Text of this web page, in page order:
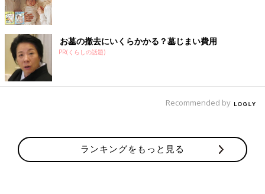
地域ごとの違いも大きいため、親の代から同じ地域に住んでいる
と、特色に気づかず、他の地域の方から指摘されて驚くことも。
ママ・パパ自身も通っていた経験があるものの、親として迎える
小学校はまた新鮮なもの。
楽しいスタートが迎えられるようにしたいものですね。
子ども用インテリアの沼へ[ハハのさけび #85]
狭くて収納がなさすぎる我が家（ハハのさけび
お墓の撤去にいくらかかる？墓じまい費用
PR(くらしの話題)
Recommended by
ランキングをもっと見る